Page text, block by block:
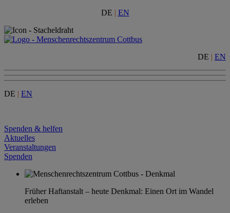
DE | EN
DE | EN
DE | EN
Spenden & helfen
Aktuelles
Veranstaltungen
Spenden
Früher Haftanstalt – heute Denkmal: Einen Ort im Wandel
erleben